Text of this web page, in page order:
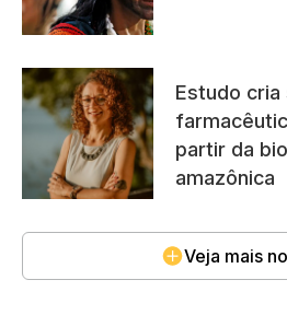
Estudo
partir da
amazônica
Veja mais